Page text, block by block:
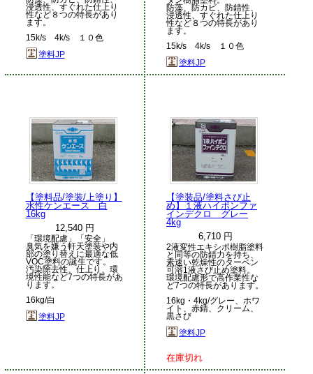
浸透性、すぐれた仕上り
性など８つの特長があり
ます。
15k/s 4k/s １０色
塗料JP
防藻、防カビ、防錆性、
浸透性、すぐれた仕上り
性など８つの特長があり
ます。
15k/s 4k/s １０色
塗料JP
【塗料品/塗装/上塗り】
水性ケンエース 白
16kg
12,540 円
「環境配慮」「安全」
臭気を嫌う軒天塗装や内
部の塗り替えに最適な低
VOC塗料の誕生です。
汚染除去性、仕上り、環
境性能など7つの特長があ
ります。
16kg/白
塗料JP
【塗装品/塗料さび止
め】１液ハイポンファ
インデクロ グレー
4kg
6,710 円
2液変性エキシポ樹脂塗料
と同等の防錆力を持ち、
素速い乾燥性のターペン
可溶1液さび止め塗料。
環境配慮形で高作業性な
ど7つの特長があります。
16kg・4kg/グレー、ホワ
イト、赤錆、クリーム、
黒さび
塗料JP
在庫切れ